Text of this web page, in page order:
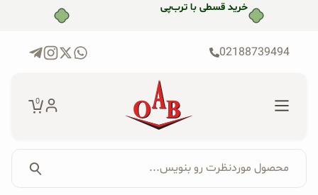
02188739494
0
جستجو...
محصول موردنظرت رو بنویس...